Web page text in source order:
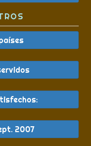
2007